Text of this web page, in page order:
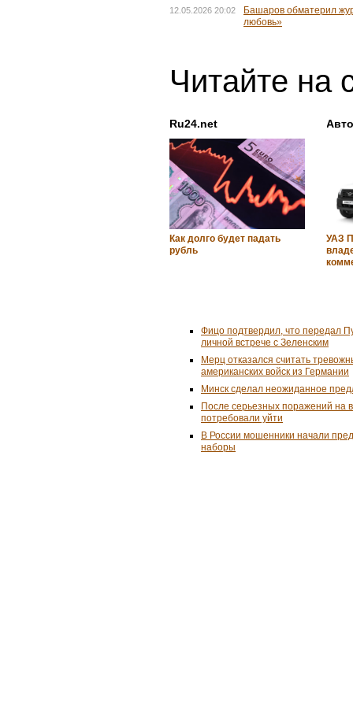
12.05.2026 20:02
Башаров обматерил
любовь»
Читайте на
Ru24.net
Как долго будет падать
рубль
УАЗ
Фицо подтвердил, что передал
личной встрече с Зеленским
Мерц отказался считать
американских войск из Германии
Минск сделал неожиданное
После серьезных поражений на
потребовали уйти
В России мошенники начали
наборы